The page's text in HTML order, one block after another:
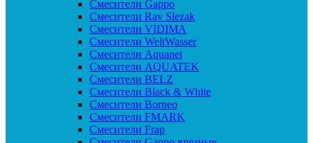
Cмесители Gappo
Cмесители Rav Slezak
Cмесители VIDIMA
Cмесители WeltWasser
Смесители Aquanet
Смесители AQUATEK
Смесители BELZ
Смесители Black & White
Смесители Borneo
Смесители FMARK
Смесители Frap